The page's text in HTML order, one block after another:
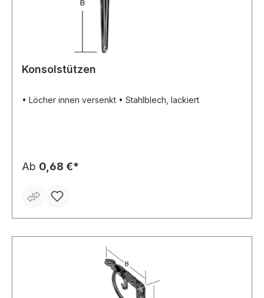
Konsolstützen
• Löcher innen versenkt • Stahlblech, lackiert
Ab 0,68 €*